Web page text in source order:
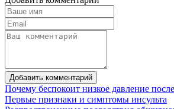
Добавить комментарий
Почему беспокоит низкое давление
Первые признаки и симптомы инсульта